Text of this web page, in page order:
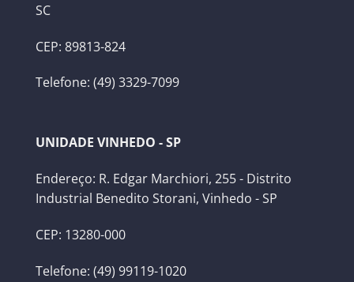
SC
CEP: 89813-824
Telefone: (49) 3329-7099
UNIDADE VINHEDO - SP
Endereço: R. Edgar Marchiori, 255 - Distrito
Industrial Benedito Storani, Vinhedo - SP
CEP: 13280-000
Telefone: (49) 99119-1020